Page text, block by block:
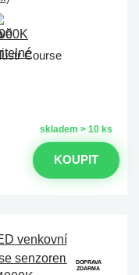
Course
skladem > 10 ks
KOUPIT
DOPRAVA
ZDARMA